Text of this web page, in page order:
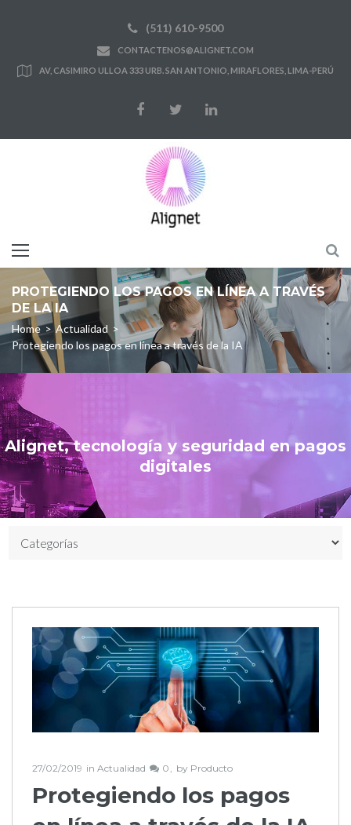
(511) 610-9500
CONTACTENOS@ALIGNET.COM
AV, CASIMIRO ULLOA 333 URB. SAN ANTONIO, MIRAFLORES, LIMA-PERÚ
PROTEGIENDO LOS PAGOS EN LÍNEA A TRAVÉS
DE LA IA
Home > Actualidad >
Protegiendo los pagos en línea a través de la IA
Alignet, tecnología y seguridad en pagos
digitales
27/02/2019 in Actualidad 0 by Producto
Protegiendo los pagos